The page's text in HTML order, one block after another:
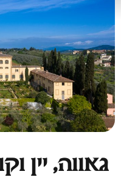
גאווה, יין